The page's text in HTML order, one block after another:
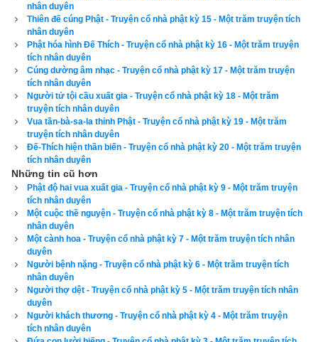
cười, xin giảng giải cho được biết.”
Phật bảo A-nan: “Ngươi có thấy vị trưởng giả vừa làm vua
bảy ngày đây chăng?” A-nan thưa: “Bạch Thế Tôn, con đã
thấy.”
Phật nói: “Vị đại trưởng giả đây nhờ công đức thỉnh Phật cúng
dường, trải qua ba a-tăng-kỳ kiếp nữa sẽ thành Phật hiệu là
Tối Thắng, hóa độ chúng sanh nhiều vô số. Vì nhân duyên ấy
mà ta mỉm cười.”
Các vị tỳ-kheo nghe Phật thuyết nhân duyên này xong thảy
đều vui mừng tin nhận
Hãy ủng hộ website bằng cách truy cập lịch vạn niên trên
xemvm.com. Lịch vạn niên của chúng tôi không chỉ có các
tính năng cơ bản như đổi lịch dương sang lịch âm,
chi, lịch tiết khí, xem ngày giờ Hoàng Đạo – Hắc Đạo, xem
ngày theo Ngọc hạp thông thư, xem ngày theo nhị thập bát tú
mà còn có nhiều tính năng nâng cao khác như
nhân duyên
Thiên đế cúng Phật - Truyện cổ nhà phật kỳ 15 - Một trăm truyện tích
nhân duyên
Phật hóa hình Đế Thích - Truyện cổ nhà phật kỳ 16 - Một trăm truyện
tích nhân duyên
Cúng dường âm nhạc - Truyện cổ nhà phật kỳ 17 - Một trăm truyện
tích nhân duyên
Người tử tội cầu xuất gia - Truyện cổ nhà phật kỳ 18 - Một trăm
truyện tích nhân duyên
Vua tần-bà-sa-la thỉnh Phật - Truyện cổ nhà phật kỳ 19 - Một trăm
truyện tích nhân duyên
Đế-Thích hiện thần biến - Truyện cổ nhà phật kỳ 20 - Một trăm truyện
tích nhân duyên
Những tin cũ hơn
Phật độ hai vua xuất gia - Truyện cổ nhà phật kỳ 9 - Một trăm truyện
tích nhân duyên
Một cuộc thề nguyện - Truyện cổ nhà phật kỳ 8 - Một trăm truyện tích
nhân duyên
Một cành hoa - Truyện cổ nhà phật kỳ 7 - Một trăm truyện tích nhân
duyên
Người bệnh nặng - Truyện cổ nhà phật kỳ 6 - Một trăm truyện tích
nhân duyên
Người thợ dệt - Truyện cổ nhà phật kỳ 5 - Một trăm truyện tích nhân
duyên
Người khách thương - Truyện cổ nhà phật kỳ 4 - Một trăm truyện
tích nhân duyên